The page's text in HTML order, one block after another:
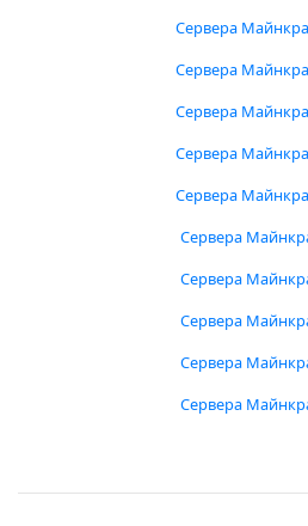
Сервера
Сервера
Сервера
Сервера
Сервера
Сервера
Сервера
Сервера
Сервера
Сервера